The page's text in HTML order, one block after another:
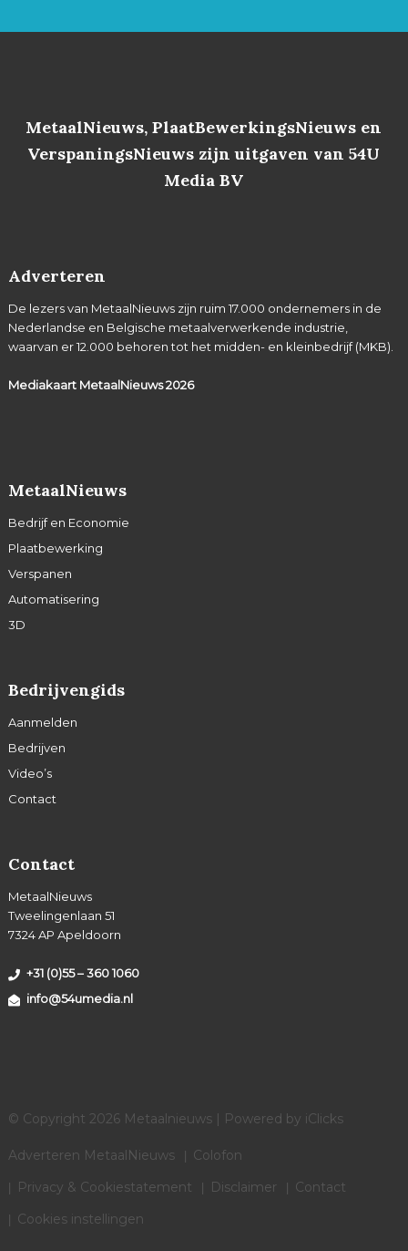
MetaalNieuws, PlaatBewerkingsNieuws en
VerspaningsNieuws zijn uitgaven van 54U
Media BV
Adverteren
De lezers van MetaalNieuws zijn ruim 17.000 ondernemers in de
Nederlandse en Belgische metaalverwerkende industrie,
waarvan er 12.000 behoren tot het midden- en kleinbedrijf (MKB).
Mediakaart MetaalNieuws2026
MetaalNieuws
Bedrijf en Economie
Plaatbewerking
Verspanen
Automatisering
3D
Bedrijvengids
Aanmelden
Bedrijven
Video’s
Contact
Contact
MetaalNieuws
Tweelingenlaan 51
7324 AP Apeldoorn
+31 (0)55 – 360 1060
info@54umedia.nl
© Copyright 2026 Metaalnieuws | Powered by iClicks
Adverteren MetaalNieuws
Colofon
Privacy & Cookiestatement
Disclaimer
Contact
Cookies instellingen